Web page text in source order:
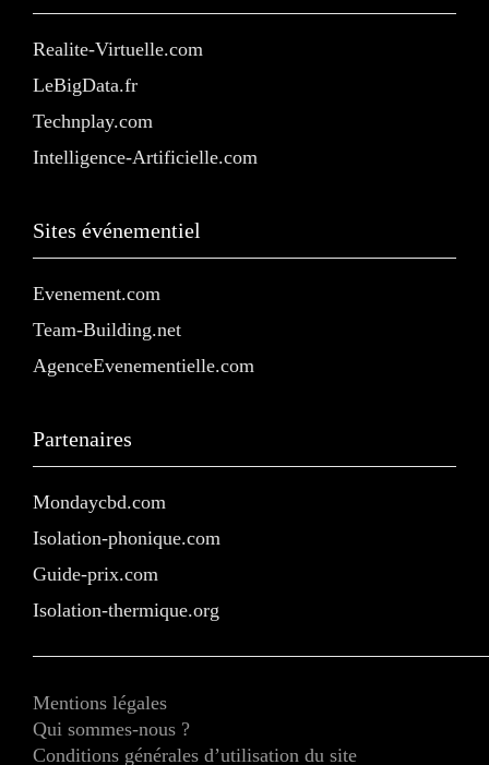
Realite-Virtuelle.com
LeBigData.fr
Technplay.com
Intelligence-Artificielle.com
Sites événementiel
Evenement.com
Team-Building.net
AgenceEvenementielle.com
Partenaires
Mondaycbd.com
Isolation-phonique.com
Guide-prix.com
Isolation-thermique.org
Mentions légales
Qui sommes-nous ?
Conditions générales d’utilisation du site